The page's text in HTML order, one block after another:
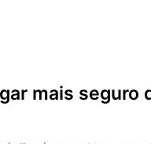
mais seguro